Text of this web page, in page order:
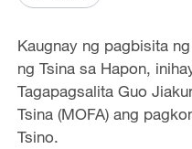
Kaugnay ng pagbisita
ng Tsina sa Hapon,
Tagapagsalita Guo
Tsina (MOFA) ang
Tsino.